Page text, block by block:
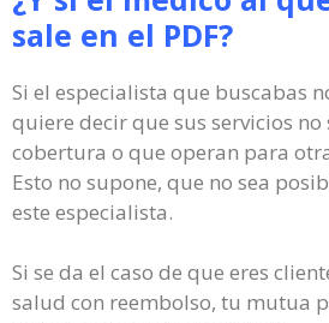
sale en el PDF?
Si el especialista que buscabas
quiere decir que sus servicios no
cobertura o que operan para
Esto no supone, que no sea
este especialista.
Si se da el caso de que eres
salud con reembolso, tu mutua